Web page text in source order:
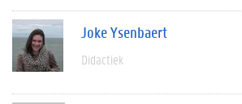
Joke Ysenbaert
Didactiek